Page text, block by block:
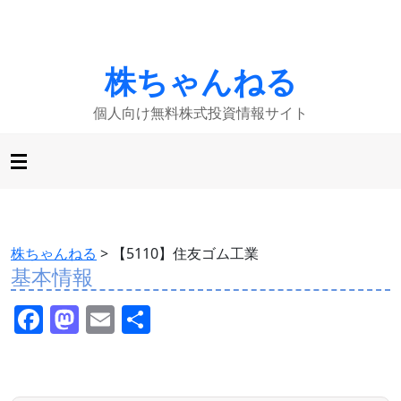
株ちゃんねる
個人向け無料株式投資情報サイト
株ちゃんねる > 【5110】住友ゴム工業
基本情報
F M E